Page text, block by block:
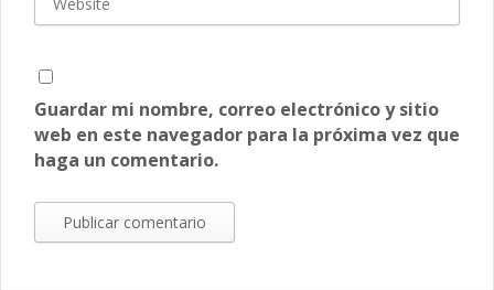
Guardar mi nombre, correo electrónico y sitio
web en este navegador para la próxima vez que
haga un comentario.